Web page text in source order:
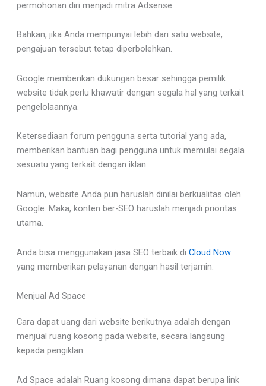
permohonan diri menjadi mitra Adsense.
Bahkan, jika Anda mempunyai lebih dari satu website,
pengajuan tersebut tetap diperbolehkan.
Google memberikan dukungan besar sehingga pemilik
website tidak perlu khawatir dengan segala hal yang terkait
pengelolaannya.
Ketersediaan forum pengguna serta tutorial yang ada,
memberikan bantuan bagi pengguna untuk memulai segala
sesuatu yang terkait dengan iklan.
Namun, website Anda pun haruslah dinilai berkualitas oleh
Google. Maka, konten ber-SEO haruslah menjadi prioritas
utama.
Anda bisa menggunakan jasa SEO terbaik di Cloud Now
yang memberikan pelayanan dengan hasil terjamin.
Menjual Ad Space
Cara dapat uang dari website berikutnya adalah dengan
menjual ruang kosong pada website, secara langsung
kepada pengiklan.
Ad Space adalah Ruang kosong dimana dapat berupa link